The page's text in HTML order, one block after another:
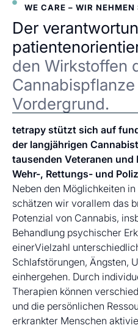
WE CARE – WIR NEHMEN
Der
den Wirkstoffen
Vordergrund.
tetrapy stützt sich auf
der langjährigen
tausenden Veteranen
Wehr-, Rettungs- und
Neben den Möglichkeiten
schätzen wir vorallem das
Potenzial von Cannabis,
Behandlung psychischer
einerVielzahl
Schlafstörungen, Ängsten,
einhergehen. Durch
Therapien können
und die persönlichen
erkrankter Menschen